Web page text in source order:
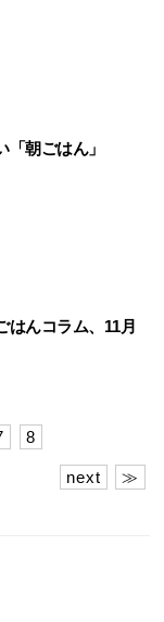
「朝ごはん」
はんコラム、11月
8
next ≫